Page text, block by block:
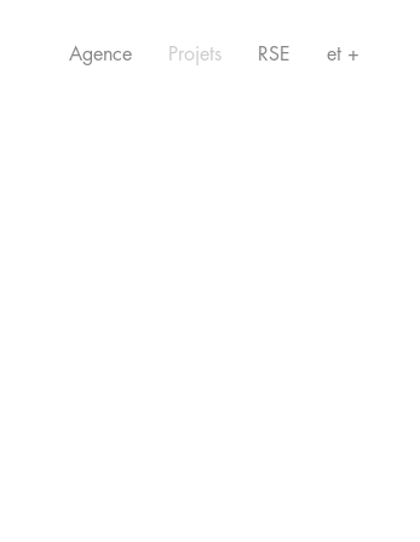
Agence Projets RSE et +